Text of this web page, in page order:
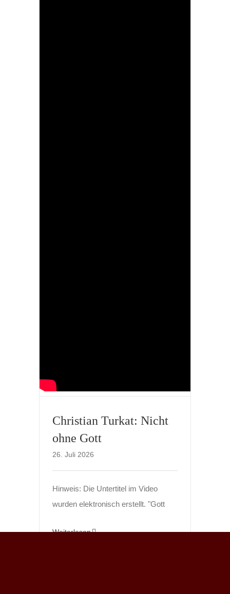
Christian Turkat: Nicht
ohne Gott
26. Juli 2026
Hinweis: Die Untertitel im Video
wurden elektronisch erstellt. "Gott
Weiterlesen